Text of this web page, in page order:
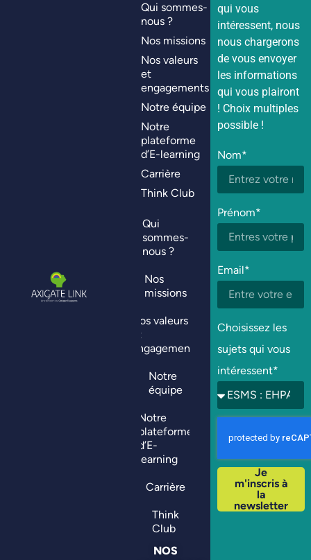
Qui sommes-
nous ?
Nos missions
Nos valeurs
et
engagements
Notre équipe
Notre
plateforme
d’E-learning
Carrière
Think Club
Qui
sommes-
nous ?
Nos
missions
Nos valeurs
et
engagements
Notre
équipe
Notre
plateforme
d’E-
learning
Carrière
Think
Club
NOS
qui vous
intéressent, nous
nous chargerons
de vous envoyer
les informations
qui vous plairont
! Choix multiples
possible !
Nom*
Prénom*
Email*
Choisissez les
sujets qui vous
intéressent*
Je
m'inscris à
la
newsletter